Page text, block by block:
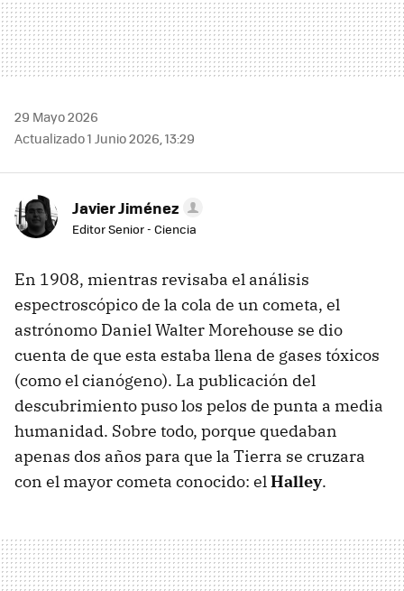
29 Mayo 2026
Actualizado 1 Junio 2026, 13:29
Javier Jiménez
Editor Senior - Ciencia
En 1908, mientras revisaba el análisis
espectroscópico de la cola de un cometa, el
astrónomo Daniel Walter Morehouse se dio
cuenta de que esta estaba llena de gases tóxicos
(como el cianógeno). La publicación del
descubrimiento puso los pelos de punta a media
humanidad. Sobre todo, porque quedaban
apenas dos años para que la Tierra se cruzara
con el mayor cometa conocido: elHalley.